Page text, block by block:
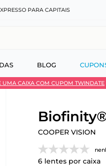
PARA CAPITAIS
BLOG
UMA CAIXA COM CUPOM TWINDATE
COOPER VISION
6lentes por caixa